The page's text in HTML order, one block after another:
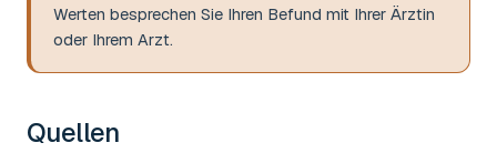
Werten besprechen Sie Ihren Befund mit Ihrer Ärztin
oder Ihrem Arzt.
Quellen